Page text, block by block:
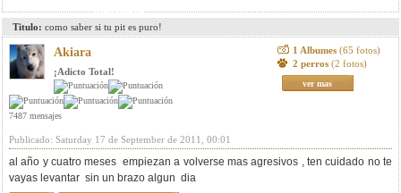
mensaje
Titulo: como saber si tu pit es puro!
Akiara
¡Adicto Total!
7487 mensajes
1 Albumes (65 fotos)
2 perros (2 fotos)
ver mas
Publicado: Saturday 17 de September de 2011, 00:01
al año y cuatro meses empiezan a volverse mas agresivos , ten cuidado no te
vayas levantar sin un brazo algun dia